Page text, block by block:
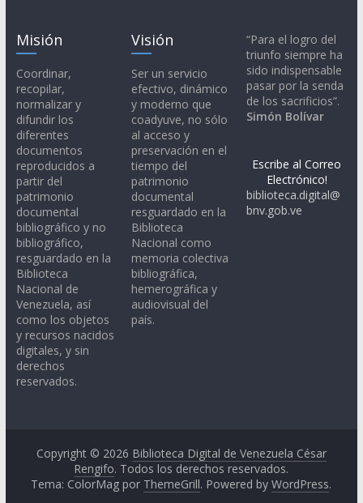
Misión
Coordinar,
recopilar,
normalizar y
difundir los
diferentes
documentos
reproducidos a
partir del
patrimonio
documental
bibliográfico y no
bibliográfico,
resguardado en la
Biblioteca
Nacional de
Venezuela, así
como los objetos
y recursos nacidos
digitales, y sin
derechos
reservados.
Visión
Ser un servicio
efectivo, dinámico
y moderno que
coadyuve, no sólo
al acceso y
preservación en el
tiempo del
patrimonio
documental
resguardado en la
Biblioteca
Nacional como
memoria colectiva
bibliográfica,
hemerográfica y
audiovisual del
país.
“Para el logro del
triunfo siempre ha
sido indispensable
pasar por la senda
de los sacrificios”.
Simón Bolívar
Escribe al Correo
Electrónico!
biblioteca.digital@
bnv.gob.ve
Copyright © 2026 Biblioteca Digital de Venezuela César
Rengifo. Todos los derechos reservados.
Tema: ColorMag por ThemeGrill. Powered byWordPress.